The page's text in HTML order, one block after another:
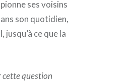
ses voisins
son quotidien,
ce que la
cette question